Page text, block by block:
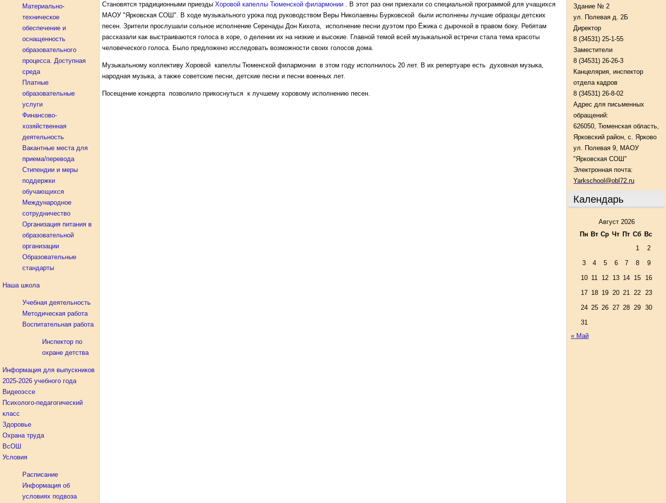
Материально-
техническое
обеспечение и
оснащенность
образовательного
процесса. Доступная
среда
Платные
образовательные
услуги
Финансово-
хозяйственная
деятельность
Вакантные места для
приема/перевода
Стипендии и меры
поддержки
обучающихся
Международное
сотрудничество
Организация питания в
образовательной
организации
Образовательные
стандарты
Наша школа
Учебная деятельность
Методическая работа
Воспитательная работа
Инспектор по
охране детства
Информация для выпускников
2025-2026 учебного года
Видеоэссе
Психолого-педагогический
класс
Здоровье
Охрана труда
ВсОШ
Условия
Расписание
Информация об
условиях подвоза
Становятся традиционными приезды Хоровой капеллы Тюменской филармонии . В этот раз они приехали со специальной программой для учащихся
МАОУ "Ярковская СОШ". В ходе музыкального урока под руководством Веры Николаевны Бурковской были исполнены лучшие образцы детских
песен. Зрители прослушали сольное исполнение Серенады Дон Кихота, исполнение песни дуэтом про Ёжика с дырочкой в правом боку. Ребятам
рассказали как выстраиваются голоса в хоре, о делении их на низкие и высокие. Главной темой всей музыкальной встречи стала тема красоты
человеческого голоса. Было предложено исследовать возможности своих голосов дома.
Музыкальному коллективу Хоровой капеллы Тюменской филармонии в этом году исполнилось 20 лет. В их репертуаре есть духовная музыка,
народная музыка, а также советские песни, детские песни и песни военных лет.
Посещение концерта позволило прикоснуться к лучшему хоровому исполнению песен.
Здание № 2
ул. Полевая д. 2Б
Директор
8 (34531) 25-1-55
Заместители
8 (34531) 26-26-3
Канцелярия, инспектор
отдела кадров
8 (34531) 26-8-02
Адрес для письменных
обращений:
626050, Тюменская область,
Ярковский район, с. Ярково
ул. Полевая 9, МАОУ
"Ярковская СОШ"
Электронная почта:
Yarkschool@obl72.ru
Календарь
Август 2026
Пн Вт Ср Чт Пт Сб Вс
1
2
3
4 5 6 7 8
9
10 11 12 13 14 15
16
17 18 19 20 21 22 23
24 25 26 27 28 29 30
31
« Май